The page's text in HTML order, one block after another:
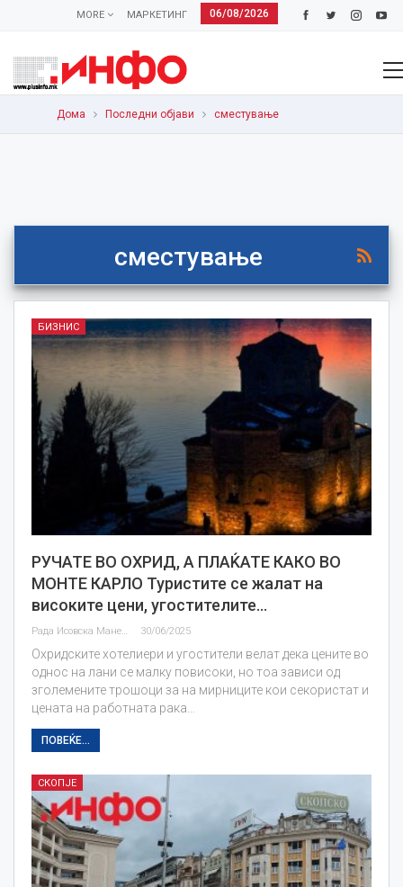
06/08/2026
МАРКЕТИНГ
MORE
Дома Последни објави сместување
сместување
БИЗНИС
РУЧАТЕ ВО ОХРИД, А ПЛАЌАТЕ КАКО ВО
МОНТЕ КАРЛО Туристите се жалат на
високите цени, угостителите…
Рада Исовска Маневска 30/06/2025
Охридските хотелиери и угостители велат дека цените во
однос на лани се малку повисоки, но тоа зависи од
зголемените трошоци за на мирниците кои секористат и
цената на работната рака…
ПОВЕЌЕ...
СКОПЈЕ